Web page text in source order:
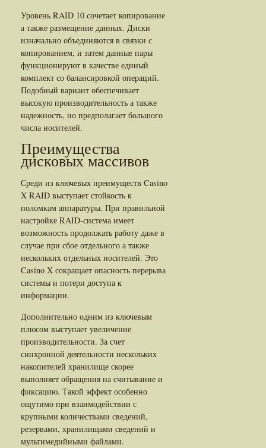
Уровень RAID 10 сочетает копирование
а также размещение данных. Диски
изначально объединяются в связки с
копированием, и затем данные пары
функционируют в качестве единый
комплект со балансировкой операций.
Подобный вариант обеспечивает
высокую производительность а также
надежность, но предполагает большого
числа носителей.
Преимущества
дисковых массивов
Среди из ключевых преимуществ Casino
X RAID выступает стойкость к
поломкам аппаратуры. При правильной
настройке RAID-система имеет
возможность продолжать работу даже в
случае при сбое отдельного а также
нескольких отдельных носителей. Это
Casino X сокращает опасность перерыва
системы и потери доступа к
информации.
Дополнительно одним из ключевым
плюсом выступает увеличение
производительности. За счет
синхронной деятельности нескольких
накопителей хранилище скорее
выполняет обращения на считывание и
фиксацию. Такой эффект особенно
ощутимо при взаимодействии с
крупными количествами сведений,
резервами, хранилищами сведений и
мультимедийными файлами.